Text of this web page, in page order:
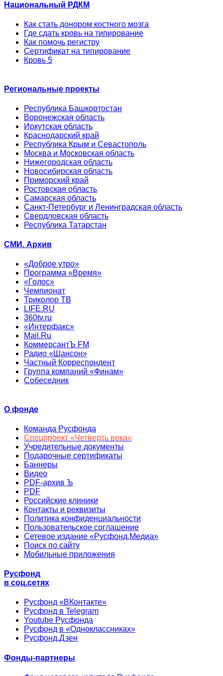
Национальный РДКМ
Как стать донором костного мозга
Где сдать кровь на типирование
Как помочь регистру
Сертификат на типирование
Кровь 5
Региональные проекты
Республика Башкортостан
Воронежская область
Иркутская область
Краснодарский край
Республика Крым и Севастополь
Москва и Московская область
Нижегородская область
Новосибирская область
Приморский край
Ростовская область
Самарская область
Санкт-Петербург и Ленинградская область
Свердловская область
Республика Татарстан
СМИ. Архив
«Доброе утро»
Программа «Время»
«Голос»
Чемпионат
Триколор ТВ
LIFE.RU
360tv.ru
«Интерфакс»
Mail.Ru
КоммерсантЪ FM
Радио «Шансон»
Частный Корреспондент
Группа компаний «Финам»
Собеседник
О фонде
Команда Русфонда
Спецпроект «Четверть века»
Учредительные документы
Подарочные сертификаты
Баннеры
Видео
PDF-архив Ъ
PDF
Российские клиники
Контакты и реквизиты
Политика конфиденциальности
Пользовательское соглашение
Сетевое издание «Русфонд.Медиа»
Поиск по сайту
Мобильные приложения
Русфонд
в соц.сетях
Русфонд «ВКонтакте»
Русфонд в Telegram
Youtube Русфонда
Русфонд в «Одноклассниках»
Русфонд.Дзен
Фонды-партнеры